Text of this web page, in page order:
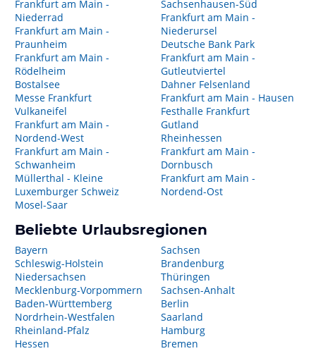
Frankfurt am Main -
Niederrad
Frankfurt am Main -
Praunheim
Frankfurt am Main -
Rödelheim
Bostalsee
Messe Frankfurt
Vulkaneifel
Frankfurt am Main -
Nordend-West
Frankfurt am Main -
Schwanheim
Müllerthal - Kleine
Luxemburger Schweiz
Mosel-Saar
Sachsenhausen-Süd
Frankfurt am Main -
Niederursel
Deutsche Bank Park
Frankfurt am Main -
Gutleutviertel
Dahner Felsenland
Frankfurt am Main - Hausen
Festhalle Frankfurt
Gutland
Rheinhessen
Frankfurt am Main -
Dornbusch
Frankfurt am Main -
Nordend-Ost
Beliebte Urlaubsregionen
Bayern
Schleswig-Holstein
Niedersachsen
Mecklenburg-Vorpommern
Baden-Württemberg
Nordrhein-Westfalen
Rheinland-Pfalz
Hessen
Sachsen
Brandenburg
Thüringen
Sachsen-Anhalt
Berlin
Saarland
Hamburg
Bremen